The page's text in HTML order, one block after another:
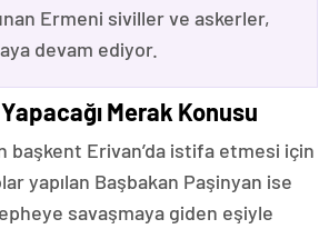
Ermeni siviller ve askerler,
devam ediyor.
Yapacağı Merak Konusu
başkent Erivan’da istifa etmesi için
yapılan Başbakan Paşinyan ise
savaşmaya giden eşiyle